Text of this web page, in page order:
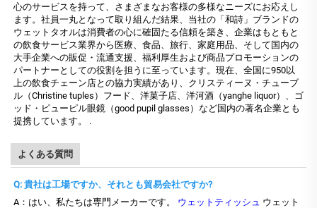
心のサービスを持って、さまざまなお客様の多様なニーズにお応えし
ます。社員一丸となって取り組んだ結果、当社の「和詩」ブランドの
ウェットタオルは消費者の心に確固たる信頼を築き、企業はもともと
の飲食サービス業界から医療、食品、旅行、家庭用品、そして国内の
大手企業への販促・流通支援、福利厚生および商品プロモーションの
パートナーとしての役割を担うに至っています。現在、全国に950以
上の飲食チェーン店との協力実績があり、クリスティーヌ・チューブ
ル（Christine tuples）フード、洋菓子店、洋河酒（yanghe liquor）、ゴ
ッド・ピューピル眼鏡（good pupil glasses）など国内の著名企業とも
提携しています。 .
よくある質問
Q: 貴社は工場ですか、それとも貿易会社ですか?
A：はい、私たちは専門メーカーです。 ウェットティッシュ ウェット